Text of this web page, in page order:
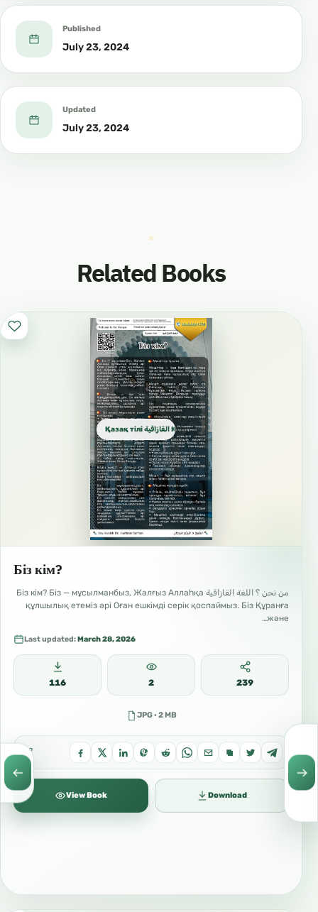
Published
July 23, 2024
Updated
July 23, 2024
Related Books
Қазақ тілі القازاقية Kazakh
Біз кім?
من نحن ؟ اللغة القازاقية Біз кім? Біз — мұсылманбыз, Жалғыз Аллаһқа
құлшылық етеміз әрі Оған ешкімді серік қоспаймыз. Біз Құранға
және…
Last updated:March 28, 2026
116 2 239
JPG · 2 MB
View Book Download